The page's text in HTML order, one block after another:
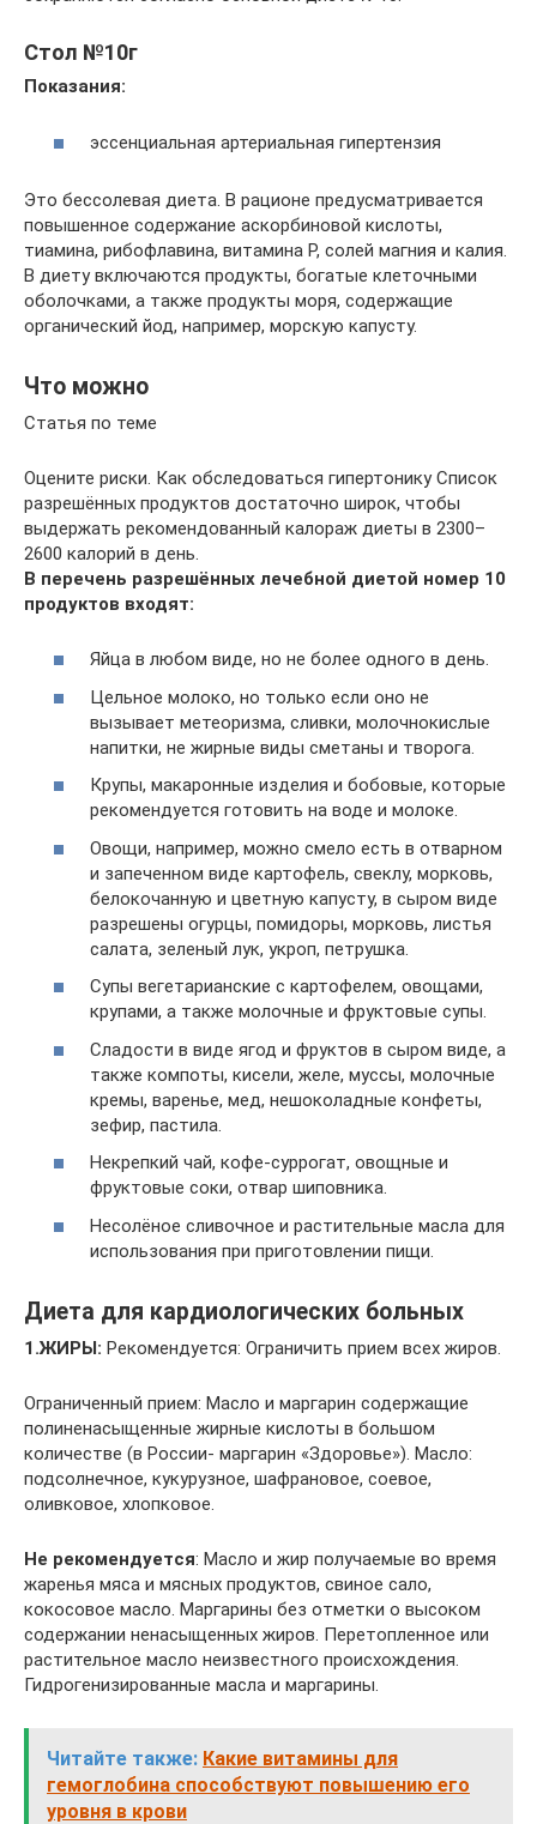
Стол №10г
Показания:
эссенциальная артериальная гипертензия
Это бессолевая диета. В рационе предусматривается
повышенное содержание аскорбиновой кислоты,
тиамина, рибофлавина, витамина Р, солей магния и калия.
В диету включаются продукты, богатые клеточными
оболочками, а также продукты моря, содержащие
органический йод, например, морскую капусту.
Что можно
Статья по теме
Оцените риски. Как обследоваться гипертонику Список
разрешённых продуктов достаточно широк, чтобы
выдержать рекомендованный калораж диеты в 2300–
2600 калорий в день.
В перечень разрешённых лечебной диетой номер 10
продуктов входят:
Яйца в любом виде, но не более одного в день.
Цельное молоко, но только если оно не
вызывает метеоризма, сливки, молочнокислые
напитки, не жирные виды сметаны и творога.
Крупы, макаронные изделия и бобовые, которые
рекомендуется готовить на воде и молоке.
Овощи, например, можно смело есть в отварном
и запеченном виде картофель, свеклу, морковь,
белокочанную и цветную капусту, в сыром виде
разрешены огурцы, помидоры, морковь, листья
салата, зеленый лук, укроп, петрушка.
Супы вегетарианские с картофелем, овощами,
крупами, а также молочные и фруктовые супы.
Сладости в виде ягод и фруктов в сыром виде, а
также компоты, кисели, желе, муссы, молочные
кремы, варенье, мед, нешоколадные конфеты,
зефир, пастила.
Некрепкий чай, кофе-суррогат, овощные и
фруктовые соки, отвар шиповника.
Несолёное сливочное и растительные масла для
использования при приготовлении пищи.
Диета для кардиологических больных
1.ЖИРЫ: Рекомендуется: Ограничить прием всех жиров.
Ограниченный прием: Масло и маргарин содержащие
полиненасыщенные жирные кислоты в большом
количестве (в России- маргарин «Здоровье»). Масло:
подсолнечное, кукурузное, шафрановое, соевое,
оливковое, хлопковое.
Не рекомендуется: Масло и жир получаемые во время
жаренья мяса и мясных продуктов, свиное сало,
кокосовое масло. Маргарины без отметки о высоком
содержании ненасыщенных жиров. Перетопленное или
растительное масло неизвестного происхождения.
Гидрогенизированные масла и маргарины.
Читайте также: Какие витамины для
гемоглобина способствуют повышению его
уровня в крови